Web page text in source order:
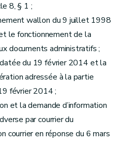
8, § 1 ;
wallon du 9 juillet 1998
le fonctionnement de la
documents administratifs ;
datée du 19 février 2014 et la
adressée à la partie
février 2014 ;
et la demande d’information
par courrier du
courrier en réponse du 6 mars